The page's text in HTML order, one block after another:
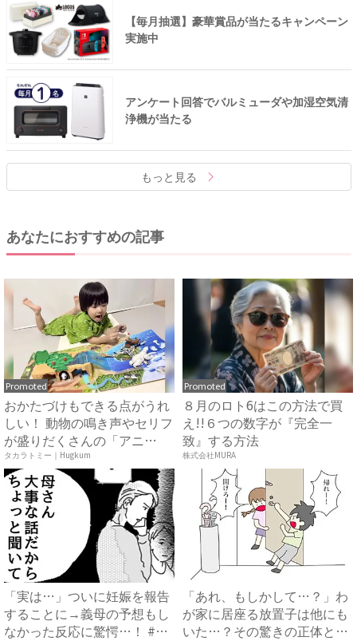
【毎月抽選】豪華賞品が当たるキャンペーン
実施中
アンケート回答でバルミューダや加湿空気清
浄機が当たる
もっと見る
あなたにおすすめの記事
Promoted
おかたづけもできる点がうれ
しい！ 動物の鳴き声やセリフ
が盛りだくさんの「アニ
ア ...
タカラトミー｜Hugkum
Promoted
８月のロト6はこの方法で買
え!!６つの数字が『完全一
致』する方法
株式会社MURA
「実は…」ついに妊娠を報告
することに→義母の予想もし
なかった反応に驚愕…！ #
「あれ、もしかして…？」わ
が家に居座る放置子は他にも
いた…？その驚きの正体と